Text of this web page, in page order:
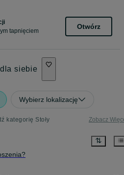
tapnięciem
Otwórz
siebie
Wybierz lokalizację
kategorię Stoły Zobacz